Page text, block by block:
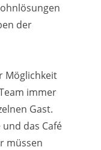
der
Möglichkeit
immer
Gast.
das Café
müssen